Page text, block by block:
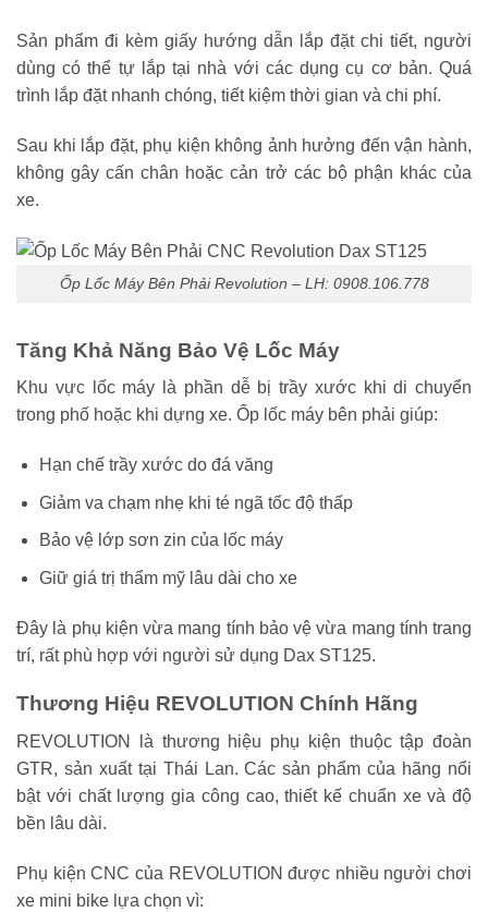
Sản phẩm đi kèm giấy hướng dẫn lắp đặt chi tiết, người
dùng có thể tự lắp tại nhà với các dụng cụ cơ bản. Quá
trình lắp đặt nhanh chóng, tiết kiệm thời gian và chi phí.
Sau khi lắp đặt, phụ kiện không ảnh hưởng đến vận hành,
không gây cấn chân hoặc cản trở các bộ phận khác của
xe.
Ốp Lốc Máy Bên Phải Revolution – LH: 0908.106.778
Tăng Khả Năng Bảo Vệ Lốc Máy
Khu vực lốc máy là phần dễ bị trầy xước khi di chuyển
trong phố hoặc khi dựng xe. Ốp lốc máy bên phải giúp:
Hạn chế trầy xước do đá văng
Giảm va chạm nhẹ khi té ngã tốc độ thấp
Bảo vệ lớp sơn zin của lốc máy
Giữ giá trị thẩm mỹ lâu dài cho xe
Đây là phụ kiện vừa mang tính bảo vệ vừa mang tính trang
trí, rất phù hợp với người sử dụng Dax ST125.
Thương Hiệu REVOLUTION Chính Hãng
REVOLUTION là thương hiệu phụ kiện thuộc tập đoàn
GTR, sản xuất tại Thái Lan. Các sản phẩm của hãng nổi
bật với chất lượng gia công cao, thiết kế chuẩn xe và độ
bền lâu dài.
Phụ kiện CNC của REVOLUTION được nhiều người chơi
xe mini bike lựa chọn vì: